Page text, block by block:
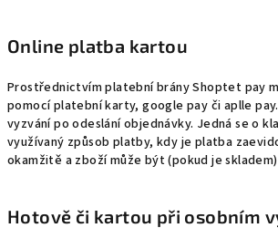
Online platba kartou
Prostřednictvím platební brány Shoptet pay
pomocí platební karty, google pay či aplle
vyzvání po odeslání objednávky. Jedná se o
využívaný způsob platby, kdy je platba
okamžitě a zboží může být (pokud je
Hotově či kartou při osobním